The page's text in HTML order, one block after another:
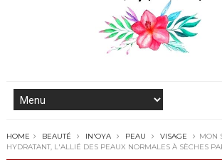
HOME BEAUTÉ IN'OYA PEAU VISAGE
MON
HYDRATANT, L'ALLIÉ DES PEAUX NORMALES À SÈCHES